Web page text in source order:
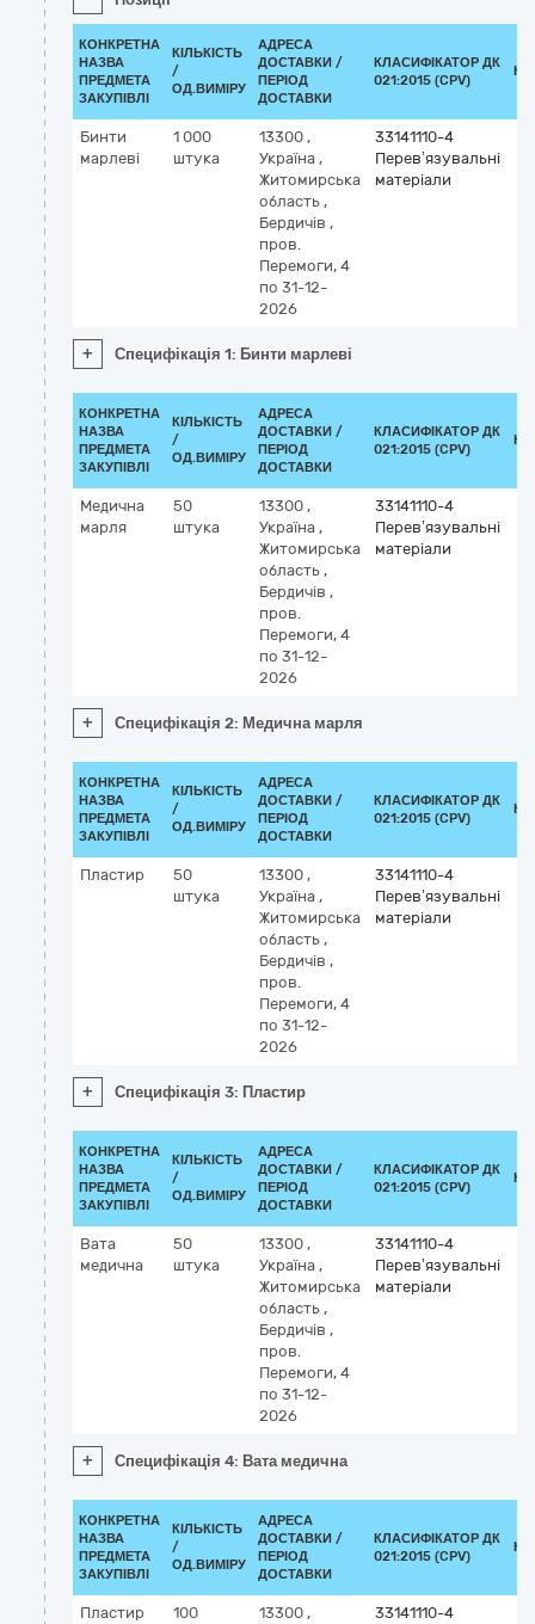
КОНКРЕТНА
НАЗВА
ПРЕДМЕТА
ЗАКУПІВЛІ
КІЛЬКІСТЬ
/
ОД.ВИМІРУ
АДРЕСА
ДОСТАВКИ /
ПЕРІОД
ДОСТАВКИ
КЛАСИФІКАТОР ДК
021:2015 (CPV)
Бинти
марлеві
1 000
штука
13300 ,
Україна ,
Житомирська
область ,
Бердичів ,
пров.
Перемоги, 4
по 31-12-
2026
33141110-4
Перев’язувальні
матеріали
+ Специфікація 1: Бинти марлеві
КОНКРЕТНА
НАЗВА
ПРЕДМЕТА
ЗАКУПІВЛІ
КІЛЬКІСТЬ
/
ОД.ВИМІРУ
АДРЕСА
ДОСТАВКИ /
ПЕРІОД
ДОСТАВКИ
КЛАСИФІКАТОР ДК
021:2015 (CPV)
Медична
марля
50
штука
13300 ,
Україна ,
Житомирська
область ,
Бердичів ,
пров.
Перемоги, 4
по 31-12-
2026
33141110-4
Перев’язувальні
матеріали
+ Специфікація 2: Медична марля
КОНКРЕТНА
НАЗВА
ПРЕДМЕТА
ЗАКУПІВЛІ
КІЛЬКІСТЬ
/
ОД.ВИМІРУ
АДРЕСА
ДОСТАВКИ /
ПЕРІОД
ДОСТАВКИ
КЛАСИФІКАТОР ДК
021:2015 (CPV)
Пластир
50
штука
13300 ,
Україна ,
Житомирська
область ,
Бердичів ,
пров.
Перемоги, 4
по 31-12-
2026
33141110-4
Перев’язувальні
матеріали
+ Специфікація 3: Пластир
КОНКРЕТНА
НАЗВА
ПРЕДМЕТА
ЗАКУПІВЛІ
КІЛЬКІСТЬ
/
ОД.ВИМІРУ
АДРЕСА
ДОСТАВКИ /
ПЕРІОД
ДОСТАВКИ
КЛАСИФІКАТОР ДК
021:2015 (CPV)
Вата
медична
50
штука
13300 ,
Україна ,
Житомирська
область ,
Бердичів ,
пров.
Перемоги, 4
по 31-12-
2026
33141110-4
Перев’язувальні
матеріали
+ Специфікація 4: Вата медична
КОНКРЕТНА
НАЗВА
ПРЕДМЕТА
ЗАКУПІВЛІ
КІЛЬКІСТЬ
/
ОД.ВИМІРУ
АДРЕСА
ДОСТАВКИ /
ПЕРІОД
ДОСТАВКИ
КЛАСИФІКАТОР ДК
021:2015 (CPV)
Пластир 100 13300 , 33141110-4